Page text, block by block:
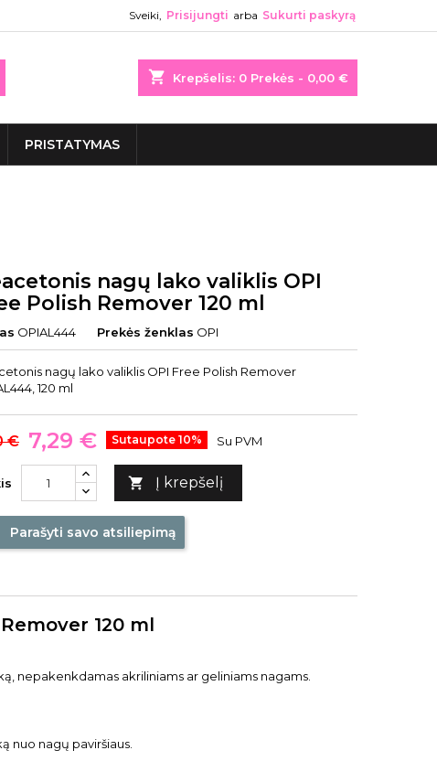
Sveiki, Prisijungti arba Sukurti paskyrą
shopping_cart Krepšelis: 0 Prekės - 0,00 €
PRISTATYMAS
nagų lako valiklis OPI
Polish Remover 120 ml
OPIAL444 Prekės ženklas OPI
nagų lako valiklis OPI Free Polish Remover
120 ml
€ 7,29 € Sutaupote 10% Su PVM
 Į krepšelį
Parašyti savo atsiliepimą
120 ml
nepakenkdamas akriliniams ar geliniams nagams.
nuo nagų paviršiaus.